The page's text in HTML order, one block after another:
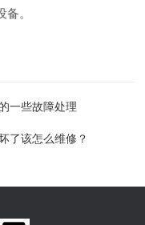
。
一些故障处理
了该怎么维修？